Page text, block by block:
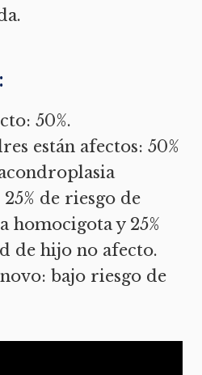
50%.
están afectos: 50%
de riesgo de
homocigota y 25%
de hijo no afecto.
bajo riesgo de